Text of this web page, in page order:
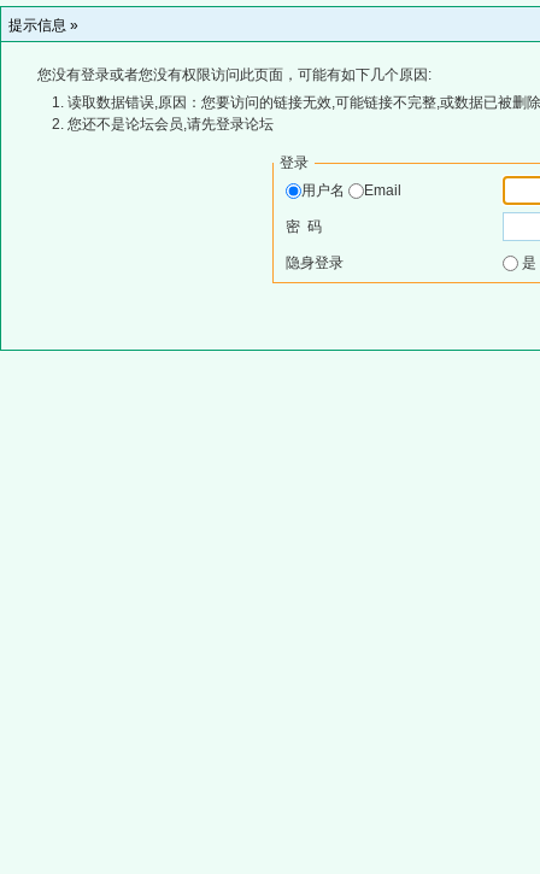
提示信息 »
您没有登录或者您没有权限访问此页面，可能有如下几个原因:
读取数据错误,原因：您要访问的链接无效,可能链接不完整,或数据已被删
您还不是论坛会员,请先登录论坛
登录
用户名
Email
密 码
隐身登录